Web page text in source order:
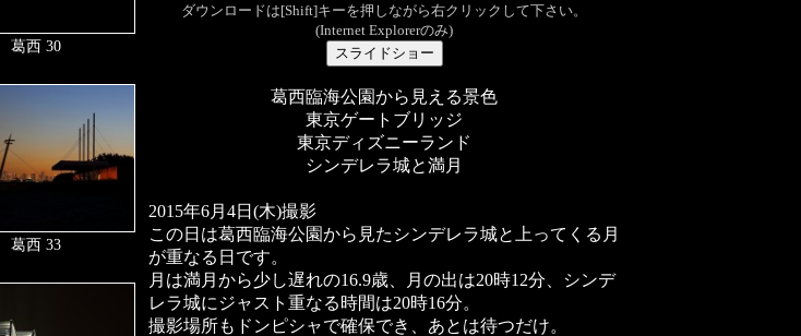
葛西 30
葛西 33
ダウンロードは[Shift]キーを押しながら右クリックして下さい。
(Internet Explorerのみ)
葛西臨海公園から見える景色
東京ゲートブリッジ
東京ディズニーランド
シンデレラ城と満月
2015年6月4日(木)撮影
この日は葛西臨海公園から見たシンデレラ城と上ってくる月
が重なる日です。
月は満月から少し遅れの16.9歳、月の出は20時12分、シンデ
レラ城にジャスト重なる時間は20時16分。
撮影場所もドンピシャで確保でき、あとは待つだけ。